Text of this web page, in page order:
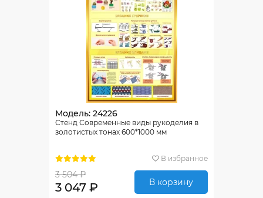
Модель: 24226
Стенд Современные виды рукоделия в
золотистых тонах 600*1000 мм
В избранное
3 504 ₽
3 047 ₽ В корзину